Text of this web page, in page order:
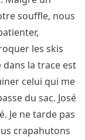
souffle, nous
les skis
la trace est
celui qui me
du sac. José
Je ne tarde pas
crapahutons